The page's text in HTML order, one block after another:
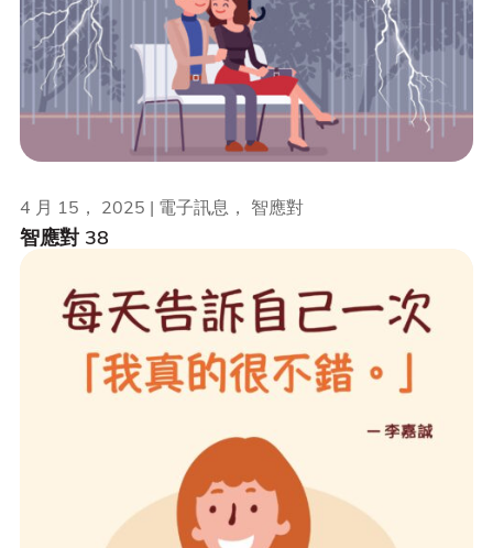
智應對 38
4 月 15， 2025 | 電子訊息， 智應對